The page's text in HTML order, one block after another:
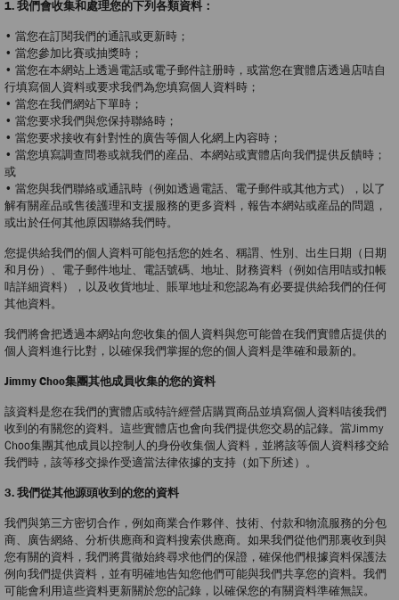
1. 我們會收集和處理您的下列各類資料：
• 當您在訂閱我們的通訊或更新時；
• 當您參加比賽或抽獎時；
• 當您在本網站上透過電話或電子郵件註册時，或當您在實體店透過店咭自
行填寫個人資料或要求我們為您填寫個人資料時；
• 當您在我們網站下單時；
• 當您要求我們與您保持聯絡時；
• 當您要求接收有針對性的廣告等個人化網上內容時；
• 當您填寫調查問卷或就我們的産品、本網站或實體店向我們提供反饋時；
或
• 當您與我們聯絡或通訊時（例如透過電話、電子郵件或其他方式），以了
解有關産品或售後護理和支援服務的更多資料，報告本網站或産品的問題，
或出於任何其他原因聯絡我們時。
您提供給我們的個人資料可能包括您的姓名、稱謂、性別、出生日期（日期
和月份）、電子郵件地址、電話號碼、地址、財務資料（例如信用咭或扣帳
咭詳細資料），以及收貨地址、賬單地址和您認為有必要提供給我們的任何
其他資料。
我們將會把透過本網站向您收集的個人資料與您可能曾在我們實體店提供的
個人資料進行比對，以確保我們掌握的您的個人資料是準確和最新的。
Jimmy Choo集團其他成員收集的您的資料
該資料是您在我們的實體店或特許經營店購買商品並填寫個人資料咭後我們
收到的有關您的資料。這些實體店也會向我們提供您交易的記錄。當Jimmy
Choo集團其他成員以控制人的身份收集個人資料，並將該等個人資料移交給
我們時，該等移交操作受適當法律依據的支持（如下所述）。
3. 我們從其他源頭收到的您的資料
我們與第三方密切合作，例如商業合作夥伴、技術、付款和物流服務的分包
商、廣告網絡、分析供應商和資料搜索供應商。如果我們從他們那裏收到與
您有關的資料，我們將貫徹始終尋求他們的保證，確保他們根據資料保護法
例向我們提供資料，並有明確地告知您他們可能與我們共享您的資料。我們
可能會利用這些資料更新關於您的記錄，以確保您的有關資料準確無誤。